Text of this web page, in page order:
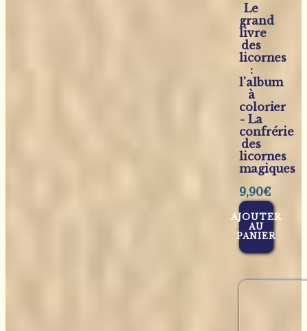
Le
grand
livre
des
licornes
:
l'album
à
colorier
- La
confrérie
des
licornes
magiques
9,90€
AJOUTER
AU
PANIER